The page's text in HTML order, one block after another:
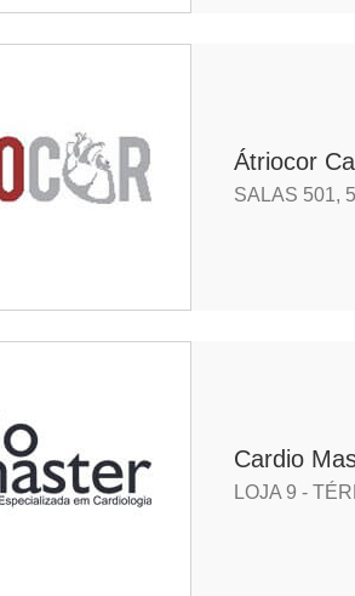
Átriocor
SALAS 501,
Cardio
LOJA 9 -